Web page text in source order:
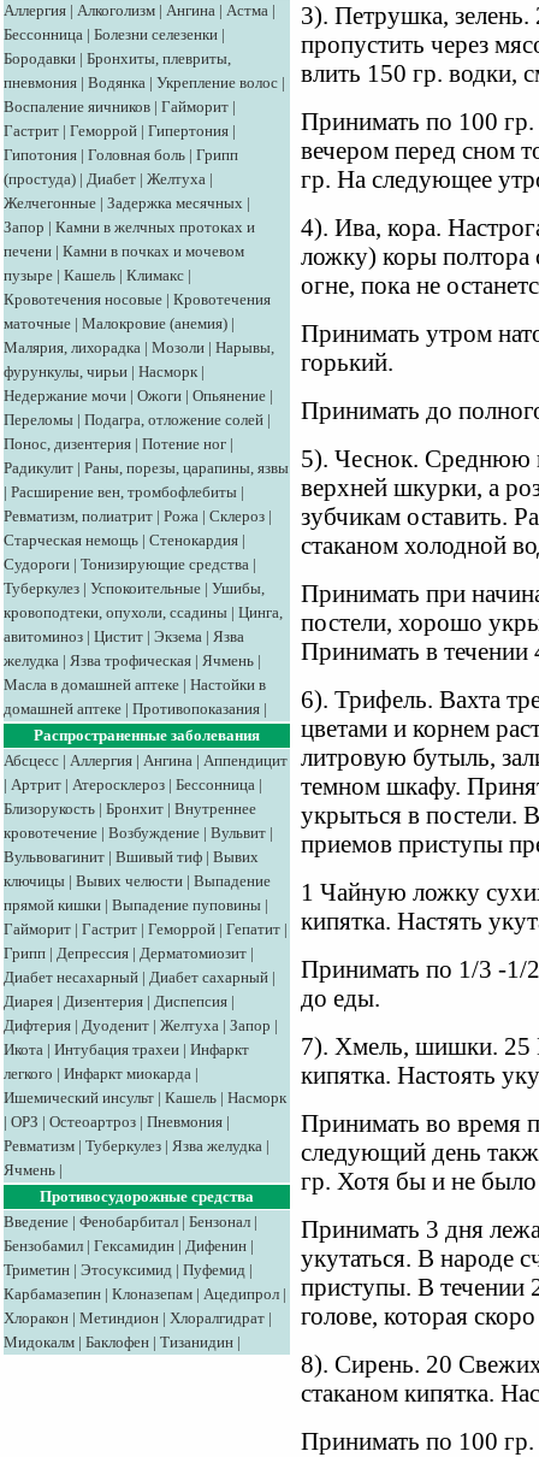
Аллергия | Алкоголизм | Ангина | Астма |
Бессонница | Болезни селезенки |
Бородавки | Бронхиты, плевриты,
пневмония | Водянка | Укрепление волос |
Воспаление яичников | Гайморит |
Гастрит | Геморрой | Гипертония |
Гипотония | Головная боль | Грипп
(простуда) | Диабет | Желтуха |
Желчегонные | Задержка месячных |
Запор | Камни в желчных протоках и
печени | Камни в почках и мочевом
пузыре | Кашель | Климакс |
Кровотечения носовые | Кровотечения
маточные | Малокровие (анемия) |
Малярия, лихорадка | Мозоли | Нарывы,
фурункулы, чирьи | Насморк |
Недержание мочи | Ожоги | Опьянение |
Переломы | Подагра, отложение солей |
Понос, дизентерия | Потение ног |
Радикулит | Раны, порезы, царапины, язвы
| Расширение вен, тромбофлебиты |
Ревматизм, полиатрит | Рожа | Склероз |
Старческая немощь | Стенокардия |
Судороги | Тонизирующие средства |
Туберкулез | Успокоительные | Ушибы,
кровоподтеки, опухоли, ссадины | Цинга,
авитоминоз | Цистит | Экзема | Язва
желудка | Язва трофическая | Ячмень |
Масла в домашней аптеке | Настойки в
домашней аптеке | Противопоказания |
Распространенные заболевания
Абсцесс | Аллергия | Ангина | Аппендицит
| Артрит | Атеросклероз | Бессонница |
Близорукость | Бронхит | Внутреннее
кровотечение | Возбуждение | Вульвит |
Вульвовагинит | Вшивый тиф | Вывих
ключицы | Вывих челюсти | Выпадение
прямой кишки | Выпадение пуповины |
Гайморит | Гастрит | Геморрой | Гепатит |
Грипп | Депрессия | Дерматомиозит |
Диабет несахарный | Диабет сахарный |
Диарея | Дизентерия | Диспепсия |
Дифтерия | Дуоденит | Желтуха | Запор |
Икота | Интубация трахеи | Инфаркт
легкого | Инфаркт миокарда |
Ишемический инсульт | Кашель | Насморк
| ОРЗ | Остеоартроз | Пневмония |
Ревматизм | Туберкулез | Язва желудка |
Ячмень |
Противосудорожные средства
Введение | Фенобарбитал | Бензонал |
Бензобамил | Гексамидин | Дифенин |
Триметин | Этосуксимид | Пуфемид |
Карбамазепин | Клоназепам | Ацедипрол |
Хлоракон | Метиндион | Хлоралгидрат |
Мидокалм | Баклофен | Тизанидин |
3). Петрушка, зелень.
пропустить через
влить 150 гр. водки,
Принимать по 100
вечером перед сном
гр. На следующее
4). Ива, кора.
ложку) коры полтора
огне, пока не
Принимать утром
горький.
Принимать до
5). Чеснок. Среднюю
верхней шкурки, а
зубчикам оставить.
стаканом холодной
Принимать при
постели, хорошо
Принимать в течении
6). Трифель. Вахта
цветами и корнем
литровую бутыль,
темном шкафу.
укрыться в постели.
приемов приступы
1 Чайную ложку
кипятка. Настять
Принимать по 1/3 -1/2
до еды.
7). Хмель, шишки. 25
кипятка. Настоять
Принимать во время
следующий день
гр. Хотя бы и не было
Принимать 3 дня
укутаться. В народе
приступы. В течении
голове, которая
8). Сирень. 20 Свежих
стаканом кипятка.
Принимать по 100 гр.